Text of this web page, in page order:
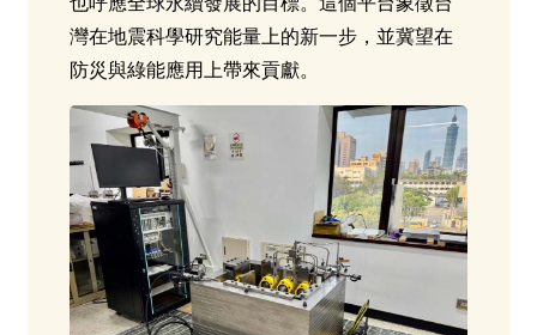
灣在地震科學研究能量上的新一步，並冀望在
防災與綠能應用上帶來貢獻。